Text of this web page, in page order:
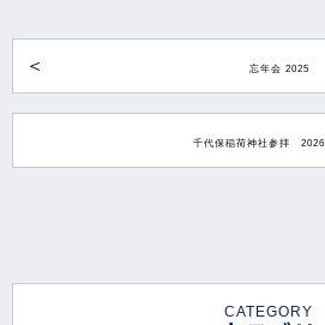
忘年会 2025
千代保稲荷神社参拝 2026
CATEGORY